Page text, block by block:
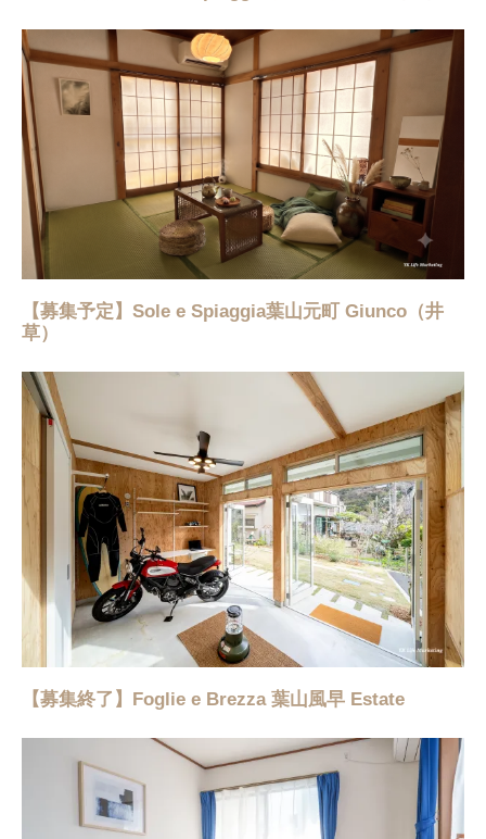
【募集予定】Sole e Spiaggia葉山元町 Giunco（井
草）
【募集終了】Foglie e Brezza 葉山風早 Estate